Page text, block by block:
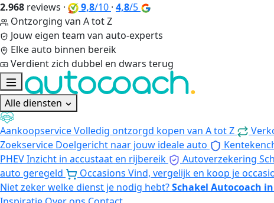
2.968 reviews · 9,8/10 · 4,8/5
Ontzorging van A tot Z
Jouw eigen team van auto-experts
Elke auto binnen bereik
Verdient zich dubbel en dwars terug
Alle diensten
AankoopserviceVolledig ontzorgd kopen van A tot Z
Zoekservice Doelgericht naar jouw ideale auto
PHEVInzicht in accustaat en rijbereik Autoverzekering
auto geregeld
Occasions Vind, vergelijk en koop je
Niet zeker welke dienst je nodig hebt?Schakel Autocoach in